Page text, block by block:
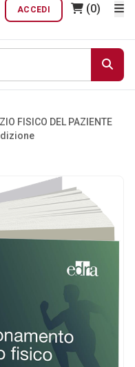
ACCEDI (0)
FISICO DEL PAZIENTE